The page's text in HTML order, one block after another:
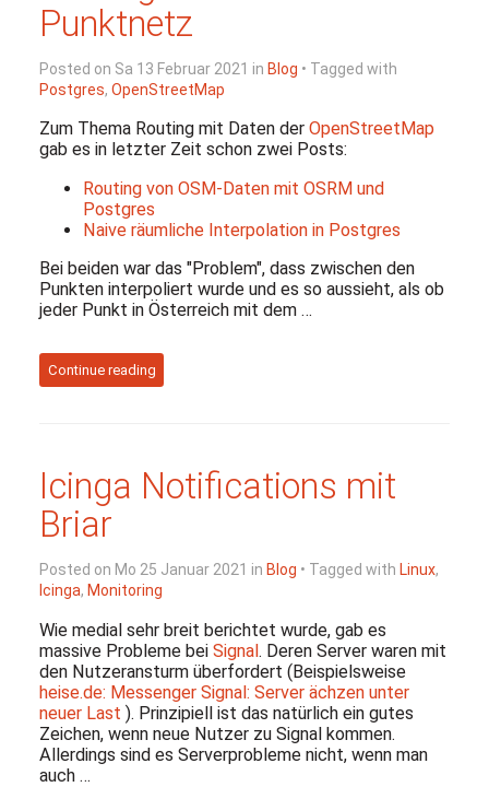
Punktnetz
Posted on Sa 13 Februar 2021 in Blog • Tagged with
Postgres, OpenStreetMap
Zum Thema Routing mit Daten der OpenStreetMap
gab es in letzter Zeit schon zwei Posts:
Routing von OSM-Daten mit OSRM und
Postgres
Naive räumliche Interpolation in Postgres
Bei beiden war das "Problem", dass zwischen den
Punkten interpoliert wurde und es so aussieht, als ob
jeder Punkt in Österreich mit dem …
Continue reading
Icinga Notifications mit
Briar
Posted on Mo 25 Januar 2021 in Blog • Tagged with Linux,
Icinga, Monitoring
Wie medial sehr breit berichtet wurde, gab es
massive Probleme bei Signal. Deren Server waren mit
den Nutzeransturm überfordert (Beispielsweise
heise.de: Messenger Signal: Server ächzen unter
neuer Last ). Prinzipiell ist das natürlich ein gutes
Zeichen, wenn neue Nutzer zu Signal kommen.
Allerdings sind es Serverprobleme nicht, wenn man
auch …